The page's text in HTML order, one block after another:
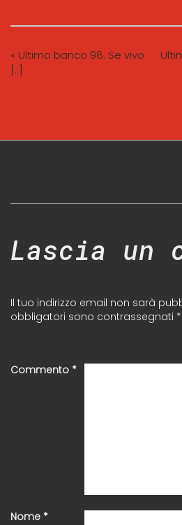
« Ultimo banco 98. Se vivo
[..]
Lascia un
Il tuo indirizzo email non sarà
obbligatori sono contrassegnati *
Commento *
Nome *